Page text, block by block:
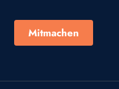
Mitmachen